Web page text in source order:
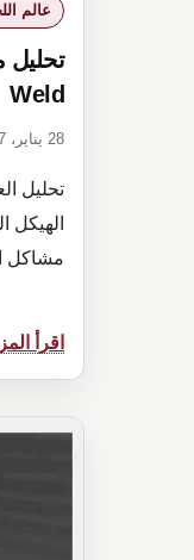
عالم
Weld
28 يناير، 2017
الهيكل
مشاكل
اقرأ